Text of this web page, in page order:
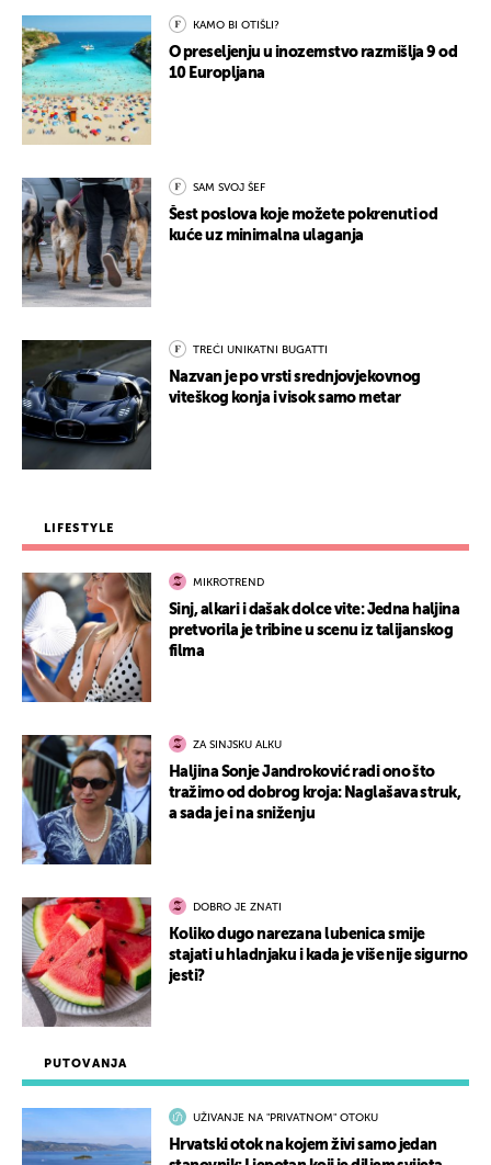
PUTOVANJA
UŽIVANJE NA "PRIVATNOM" OTOKU
Hrvatski otok na kojem živi samo jedan
KAMO BI OTIŠLI?
O preseljenju u inozemstvo razmišlja 9 od
10 Europljana
SAM SVOJ ŠEF
Šest poslova koje možete pokrenuti od
kuće uz minimalna ulaganja
TREĆI UNIKATNI BUGATTI
Nazvan je po vrsti srednjovjekovnog
viteškog konja i visok samo metar
LIFESTYLE
MIKROTREND
Sinj, alkari i dašak dolce vite: Jedna haljina
pretvorila je tribine u scenu iz talijanskog
filma
ZA SINJSKU ALKU
Haljina Sonje Jandroković radi ono što
tražimo od dobrog kroja: Naglašava struk,
a sada je i na sniženju
DOBRO JE ZNATI
Koliko dugo narezana lubenica smije
stajati u hladnjaku i kada je više nije sigurno
jesti?